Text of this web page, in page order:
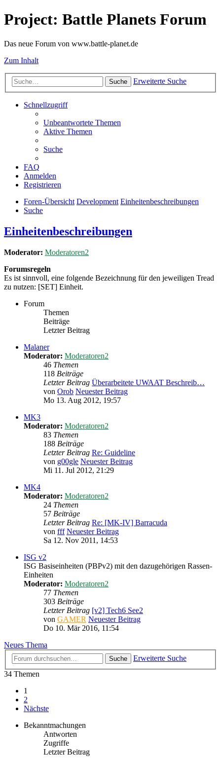
Project: Battle Planets Forum
Das neue Forum von www.battle-planet.de
Zum Inhalt
Suche Erweiterte Suche
Schnellzugriff
Unbeantwortete Themen
Aktive Themen
Suche
FAQ
Anmelden
Registrieren
Foren-Übersicht Development Einheitenbeschreibungen
Suche
Einheitenbeschreibungen
Moderator: Moderatoren2
Forumsregeln
Es ist sinnvoll, eine folgende Bezeichnung für den jeweiligen Tread
zu nutzen: [SET] Einheit.
Forum
Themen
Beiträge
Letzter Beitrag
Malaner
Moderator: Moderatoren2
46 Themen
118 Beiträge
Letzter Beitrag Überarbeitete UWAAT Beschreib…
von Orob Neuester Beitrag
Mo 13. Aug 2012, 19:57
MK3
Moderator: Moderatoren2
83 Themen
188 Beiträge
Letzter Beitrag Re: Guideline
von g00gle Neuester Beitrag
Mi 11. Jul 2012, 21:29
MK4
Moderator: Moderatoren2
24 Themen
57 Beiträge
Letzter Beitrag Re: [MK-IV] Barracuda
von fff Neuester Beitrag
Sa 12. Nov 2011, 14:53
ISG v2
ISG Basiseinheiten (PBPv2) mit den dazugehörigen Rassen-
Einheiten
Moderator: Moderatoren2
77 Themen
303 Beiträge
Letzter Beitrag [v2] Tech6 See2
von GAMER Neuester Beitrag
Do 10. Mär 2016, 11:54
Neues Thema
Suche
Erweiterte Suche
34 Themen
1
2
Nächste
Bekanntmachungen
Antworten
Zugriffe
Letzter Beitrag